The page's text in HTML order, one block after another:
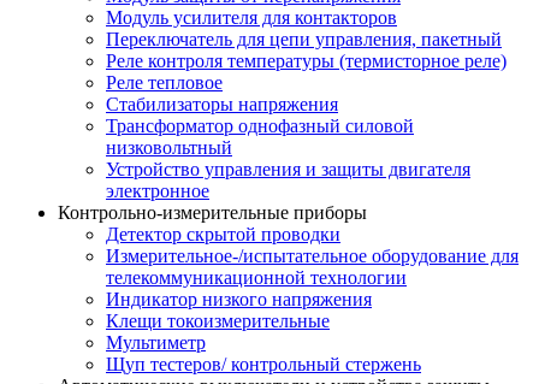
Модуль усилителя для контакторов
Переключатель для цепи управления, пакетный
Реле контроля температуры (термисторное реле)
Реле тепловое
Стабилизаторы напряжения
Трансформатор однофазный силовой
низковольтный
Устройство управления и защиты двигателя
электронное
Контрольно-измерительные приборы
Детектор скрытой проводки
Измерительное-/испытательное оборудование для
телекоммуникационной технологии
Индикатор низкого напряжения
Клещи токоизмерительные
Мультиметр
Щуп тестеров/ контрольный стержень